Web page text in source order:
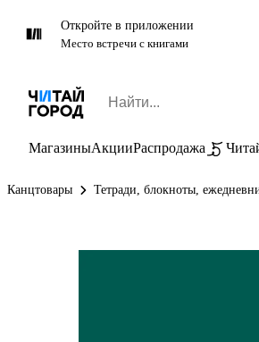
Откройте в приложении
Место встречи с книгами
МагазиныАкцииРаспродажа
Канцтовары Тетради, блокноты,